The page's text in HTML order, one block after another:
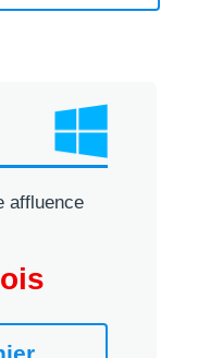
affluence